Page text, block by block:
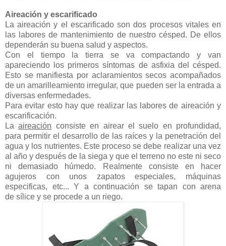
Aireación y escarificado
La aireación y el escarificado son dos procesos vitales en
las labores de mantenimiento de nuestro césped. De ellos
dependerán su buena salud y aspectos.
Con el tiempo la tierra se va compactando y van
apareciendo los primeros síntomas de asfixia del césped.
Esto se manifiesta por aclaramientos secos acompañados
de un amarilleamiento irregular, que pueden ser la entrada a
diversas enfermedades.
Para evitar esto hay que realizar las labores de aireación y
escarificación.
Laaireación consiste en airear el suelo en profundidad,
para permitir el desarrollo de las raíces y la penetración del
agua y los nutrientes. Este proceso se debe realizar una vez
al año y después de la siega y que el terreno no este ni seco
ni demasiado húmedo. Realmente consiste en hacer
agujeros con unos zapatos especiales, máquinas
especificas, etc... Y a continuación se tapan con arena
de sílice y se procede a un riego.